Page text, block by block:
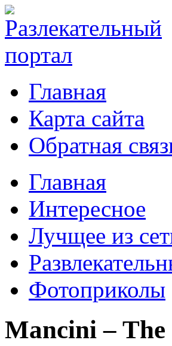
Главная
Карта сайта
Обратная
Главная
Интересное
Лучщее из
Фотоприколы
Mancini –